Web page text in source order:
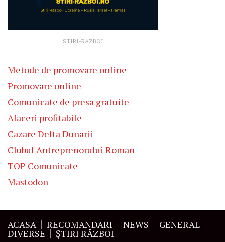
STIRI-RAZBOI
Metode de promovare online
Promovare online
Comunicate de presa gratuite
Afaceri profitabile
Cazare Delta Dunarii
Clubul Antreprenorului Roman
TOP Comunicate
Mastodon
ACASA RECOMANDARI NEWS GENERAL
DIVERSE ŞTIRI RĂZBOI